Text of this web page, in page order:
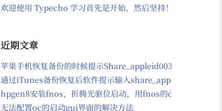
欢迎使用 Typecho 学习首先是开始，然后坚持！
近期文章
苹果手机恢复备份的时候提示Share_appleid003@163.com
通过iTunes备份恢复后软件提示输入
hpgen8安装fnos，折腾光驱位启动，用fnos的docker安装
无法配置oc的启动gui界面的解决方法